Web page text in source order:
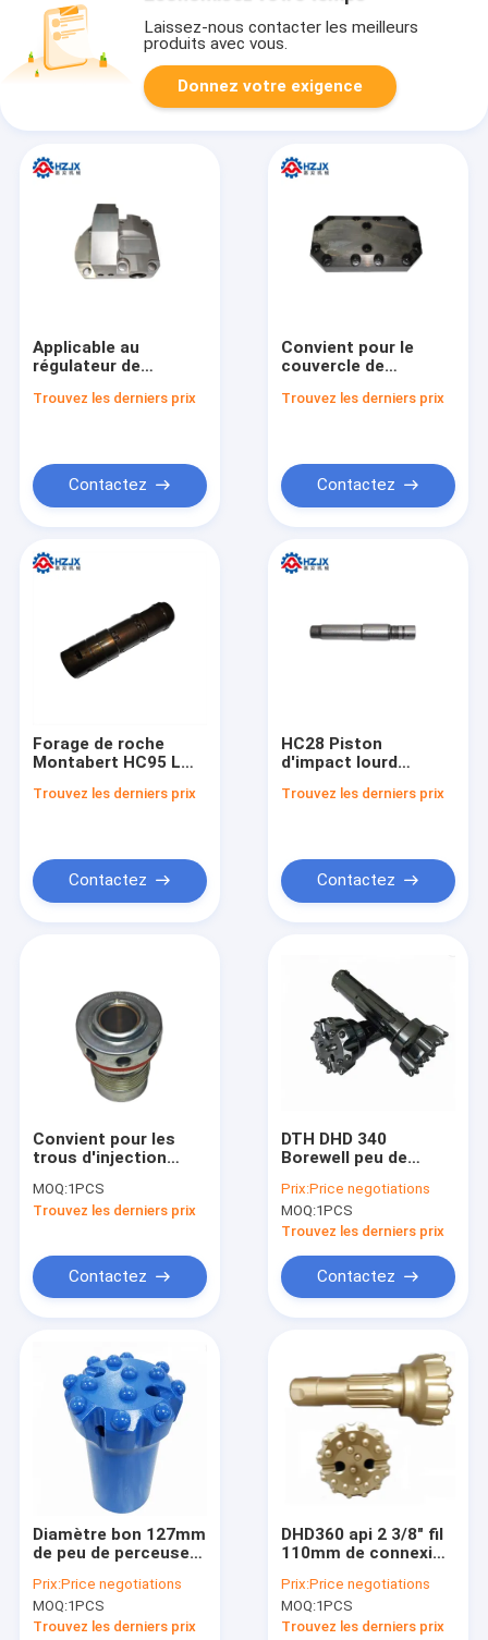
À la maison
Produits
Le spectacle VR
À propos de nous
Visite de l'usine
Contrôle de la qualité
Nous contacter
Nouvelles
Les affaires
Demandez un devis
Pièces de forage en roche
Laissez-nous contacter les meilleurs
produits avec vous.
Donnez votre exigence
Applicable au
régulateur de
HC95 bloc 86788106
Trouvez les derniers prix
Contactez
Convient pour le
couvercle de
Montabert HC95
Trouvez les derniers prix
Contactez
Forage de roche
Montabert HC95 LM
Forage de puits
Trouvez les derniers prix
Contactez
HC28 Piston
d'impact lourd
Poids de 2,2 livres
Trouvez les derniers prix
Contactez
Convient pour les
trous d'injection
de décharge de
boues Montabert
MOQ:1PCS
Trouvez les derniers prix
Contactez
DTH DHD 340
Borewell peu de
de 4 pouces api 2
3/8" repérage
Prix:Price negotiations
MOQ:1PCS
Trouvez les derniers prix
Contactez
Diamètre bon 127mm
de peu de perceuse
de forage de roche
du perçage T45
Prix:Price negotiations
MOQ:1PCS
Trouvez les derniers prix
DHD360 api 2 3/8" fil
110mm de connexion
de Reg DTH
Prix:Price negotiations
MOQ:1PCS
Trouvez les derniers prix